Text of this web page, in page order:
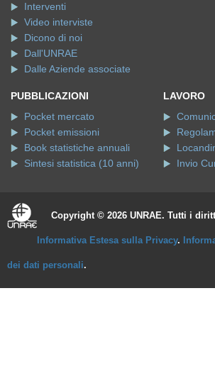
Interventi
Video interviste
Dicono di noi
Dall'UNRAE
Dalle Aziende associate
PUBBLICAZIONI
Pocket mercato
Pocket emissioni
Book statistiche annuali
Sintesi statistica (10 anni)
LAVORO
Invio
Copyright © 2026 UNRAE. Tutti i
Informativa Estesa sulla Privacy.
dei dati personali.